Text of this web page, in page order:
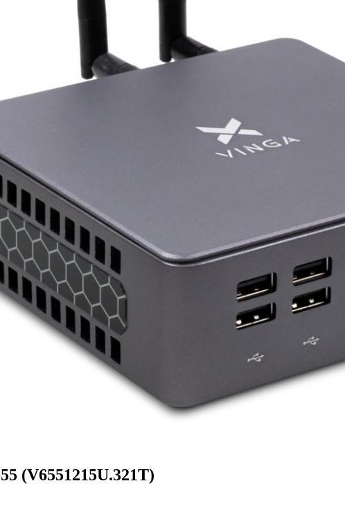
(V6551215U.321T)